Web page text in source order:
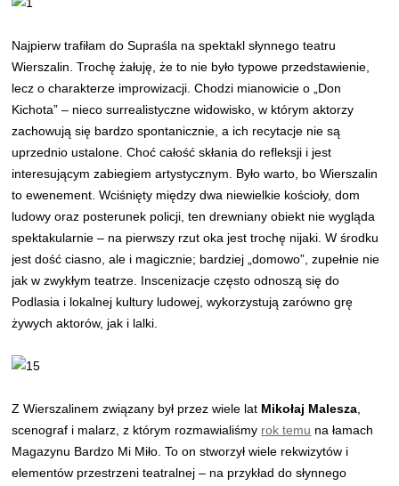
Najpierw trafiłam do Supraśla na spektakl słynnego teatru
Wierszalin. Trochę żałuję, że to nie było typowe przedstawienie,
lecz o charakterze improwizacji. Chodzi mianowicie o „Don
Kichota” – nieco surrealistyczne widowisko, w którym aktorzy
zachowują się bardzo spontanicznie, a ich recytacje nie są
uprzednio ustalone. Choć całość skłania do refleksji i jest
interesującym zabiegiem artystycznym. Było warto, bo Wierszalin
to ewenement. Wciśnięty między dwa niewielkie kościoły, dom
ludowy oraz posterunek policji, ten drewniany obiekt nie wygląda
spektakularnie – na pierwszy rzut oka jest trochę nijaki. W środku
jest dość ciasno, ale i magicznie; bardziej „domowo”, zupełnie nie
jak w zwykłym teatrze. Inscenizacje często odnoszą się do
Podlasia i lokalnej kultury ludowej, wykorzystują zarówno grę
żywych aktorów, jak i lalki.
Z Wierszalinem związany był przez wiele lat Mikołaj Malesza
scenograf i malarz, z którym rozmawialiśmy rok temu na łamach
Magazynu Bardzo Mi Miło . To on stworzył wiele rekwizytów i
elementów przestrzeni teatralnej – na przykład do słynnego